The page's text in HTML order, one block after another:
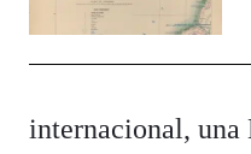
internacional, una